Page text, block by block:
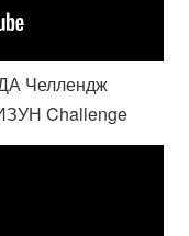
Челлендж
Challenge